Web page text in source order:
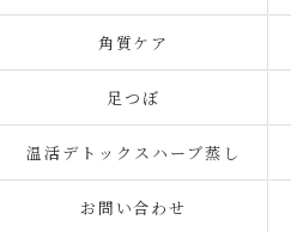
角質ケア
足つぼ
温活デトックスハーブ蒸し
お問い合わせ